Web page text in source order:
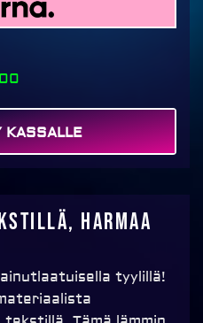
KASSALLE
harmaa
tyylillä!